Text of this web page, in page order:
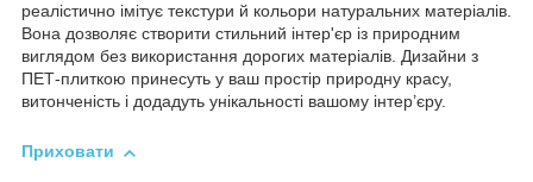
реалістично імітує текстури й кольори натуральних матеріалів.
Вона дозволяє створити стильний інтер'єр із природним
виглядом без використання дорогих матеріалів. Дизайни з
ПЕТ-плиткою принесуть у ваш простір природну красу,
витонченість і додадуть унікальності вашому інтер’єру.
Приховати